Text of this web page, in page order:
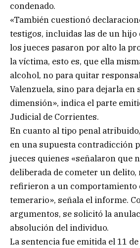
condenado.
«También cuestionó
testigos, incluidas las de un hijo
los jueces pasaron por alto la
la víctima, esto es, que ella
alcohol, no para quitar
Valenzuela, sino para dejarla en
dimensión», indica el parte
Judicial de Corrientes.
En cuanto al tipo penal
en una supuesta contradicción
jueces quienes «señalaron que
deliberada de cometer un delito,
refirieron a un comportamiento
temerario», señala el informe.
argumentos, se solicitó la
absolución del individuo.
La sentencia fue emitida el 11